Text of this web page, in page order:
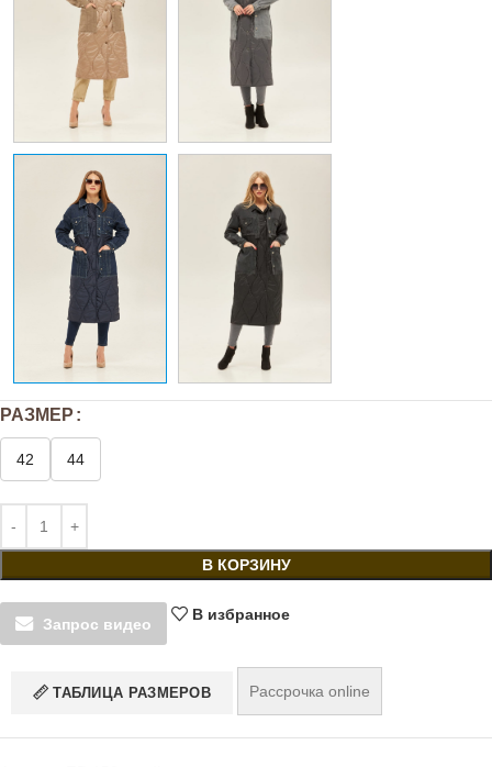
РАЗМЕР
42 44
В КОРЗИНУ
Запрос видео
В избранное
ТАБЛИЦА РАЗМЕРОВ Рассрочка online